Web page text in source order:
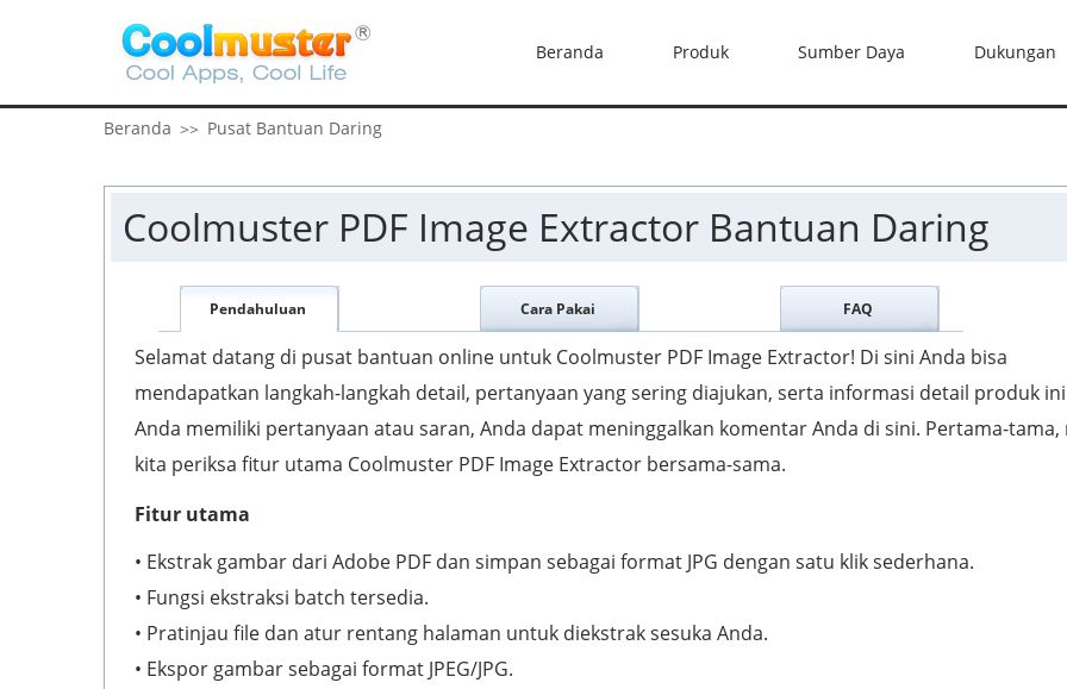
Beranda Produk Sumber Daya Dukungan
Beranda >> Pusat Bantuan Daring
Coolmuster PDF Image Extractor Bantuan Daring
Pendahuluan Cara Pakai FAQ
Selamat datang di pusat bantuan online untuk Coolmuster PDF Image Extractor! Di sini Anda bisa
mendapatkan langkah-langkah detail, pertanyaan yang sering diajukan, serta informasi detail produk
Anda memiliki pertanyaan atau saran, Anda dapat meninggalkan komentar Anda di sini. Pertama-tama,
kita periksa fitur utama Coolmuster PDF Image Extractor bersama-sama.
Fitur utama
• Ekstrak gambar dari Adobe PDF dan simpan sebagai format JPG dengan satu klik sederhana.
• Fungsi ekstraksi batch tersedia.
• Pratinjau file dan atur rentang halaman untuk diekstrak sesuka Anda.
• Ekspor gambar sebagai format JPEG/JPG.